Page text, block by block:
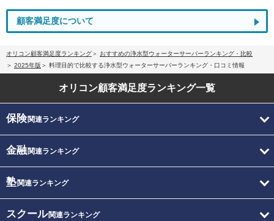
顧客満足度について
オリコン顧客満足度ランキング
おすすめの浄水型ウォーターサーバーランキング・比較
2025年版
料理目的で比較する浄水型ウォーターサーバーランキング・口コミ情報
オリコン顧客満足度ランキング一覧
保険関連ランキング
金融関連ランキング
塾関連ランキング
スクール関連ランキング